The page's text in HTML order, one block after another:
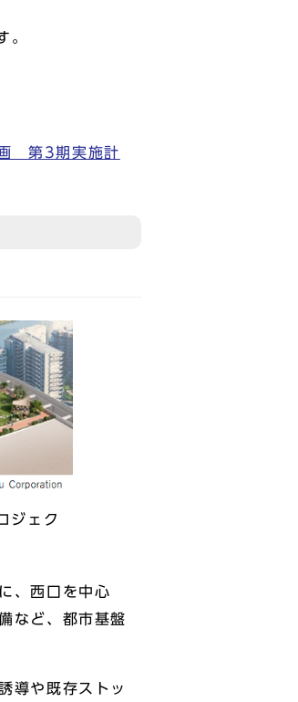
。
第3期実施計
ジェク
、⻄⼝を中心
など、都市基盤
導や既存ストッ